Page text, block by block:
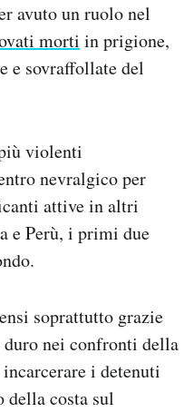
avuto un ruolo nel
morti in prigione,
e sovraffollate del
violenti
nevralgico per
attive in altri
e Perù, i primi due
soprattutto grazie
nei confronti della
i detenuti
costa sul